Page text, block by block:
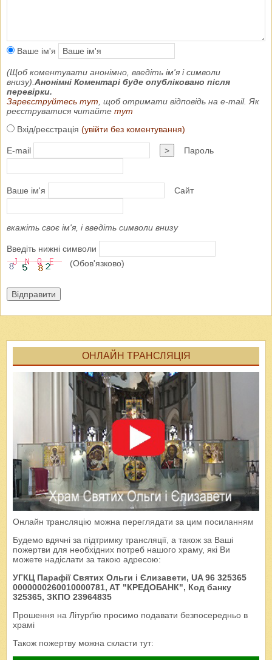
Ваше ім'я
(Щоб коментувати анонімно, введіть ім'я і символи
внизу). Анонімні Коментарі буде опубліковано після
перевірки.
Зареєструйтесь тут , щоб отримати відповідь на e-mail. Як
реєструватися читайте тут
Вхід/реєстрація (увійти без коментування)
E-mail > Пароль
Ваше ім'я Сайт
вкажіть своє ім'я, і введіть символи внизу
Введіть нижні символи
(Обов'язково)
Відправити
ОНЛАЙН ТРАНСЛЯЦІЯ
Онлайн трансляцію можна переглядати за цим посиланням
Будемо вдячні за підтримку трансляції, а також за Ваші
пожертви для необхідних потреб нашого храму, які Ви
можете надіслати за такою адресою:
УГКЦ Парафії Святих Ольги і Єлизавети, UA 96 325365
0000000260010000781, AT "КРЕДОБАНК", Код банку
325365, ЗКПО 23964835
Прошення на Літурґію просимо подавати безпосередньо в
храмі
Також пожертву можна скласти тут: